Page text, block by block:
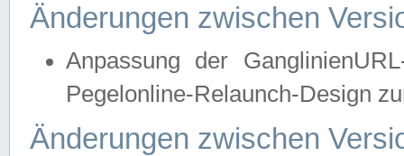
Änderungen zwischen
Anpassung der
Pegelonline-Relaunch-Design
Änderungen zwischen